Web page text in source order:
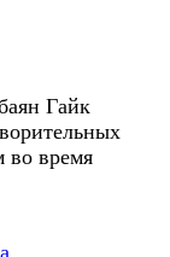
Гайк
во время